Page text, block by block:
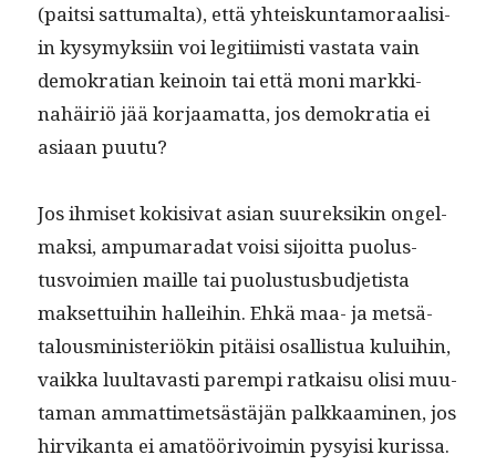
(pait­si sat­tumal­ta), että yhteiskun­ta­moraal­isi­
in kysymyk­si­in voi legi­t­i­imisti vas­ta­ta vain
demokra­t­ian keinoin tai että moni markki­
nahäir­iö jää kor­jaa­mat­ta, jos demokra­tia ei
asi­aan puutu?
Jos ihmiset kok­i­si­vat asian suurek­sikin ongel­
mak­si, ampumara­dat voisi sijoit­ta puo­lus­
tusvoimien maille tai puo­lus­tus­bud­jetista
mak­set­tui­hin hallei­hin. Ehkä maa- ja met­sä­
talous­min­is­ter­iökin pitäisi osal­lis­tua kului­hin,
vaik­ka luul­tavasti parem­pi ratkaisu olisi muu­
ta­man ammat­timet­sästäjän palkkaami­nen, jos
hirvikan­ta ei amatöörivoimin pysy­isi kuris­sa.